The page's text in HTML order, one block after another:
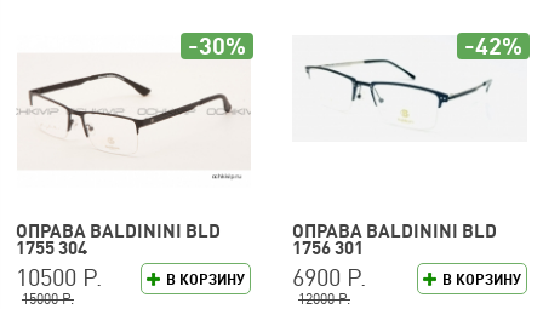
ОПРАВА BALDININI BLD
1755 304
В КОРЗИНУ
10500 Р.
15000 Р.
-30%
ОПРАВА BALDININI BLD
1756 301
В КОРЗИНУ
6900 Р.
12000 Р.
-42%